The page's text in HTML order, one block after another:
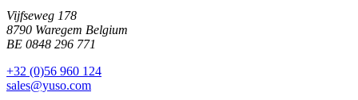
Vijfseweg 178
8790 Waregem Belgium
BE 0848 296 771
+32 (0)56 960 124
sales@yuso.com